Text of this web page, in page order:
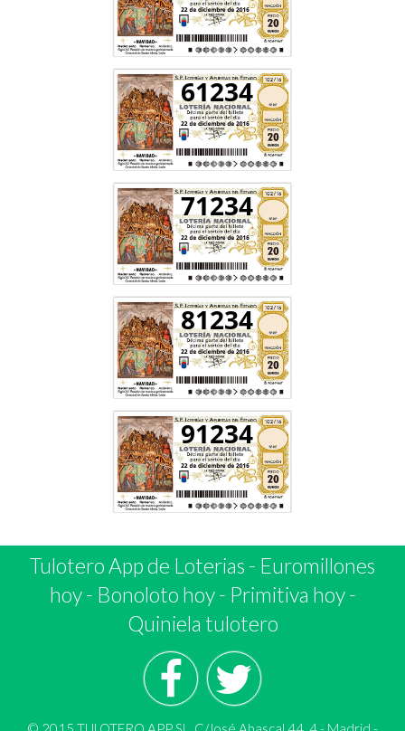
61234
71234
81234
91234
Tulotero App de Loterias - Euromillones
hoy- Bonoloto hoy- Primitiva hoy-
Quiniela tulotero